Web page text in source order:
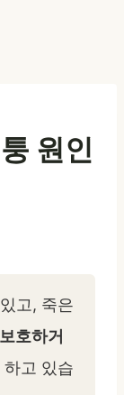
원인
고, 죽은
호하거
하고 있습